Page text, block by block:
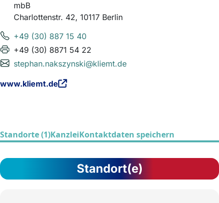
mbB
Charlottenstr. 42, 10117 Berlin
+49 (30) 887 15 40
+49 (30) 8871 54 22
stephan.nakszynski@kliemt.de
www.kliemt.de
Standorte (1)KanzleiKontaktdaten speichern
Standort(e)